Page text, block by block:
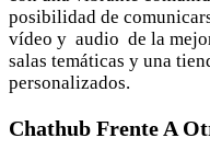
posibilidad de
vídeo y audio de la
salas temáticas y una
personalizados.
Chathub Frente A